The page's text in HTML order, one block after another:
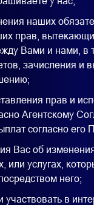
наших
прав,
Вами и нами, в
зачисления и
прав и
Агентскому
согласно его
Вас об
или услугах,
него;
участвовать в